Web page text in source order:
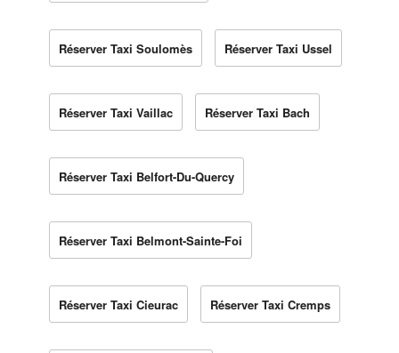
Réserver Taxi Soulomès Réserver Taxi Ussel
Réserver Taxi Vaillac Réserver Taxi Bach
Réserver Taxi Belfort-Du-Quercy
Réserver Taxi Belmont-Sainte-Foi
Réserver Taxi Cieurac Réserver Taxi Cremps